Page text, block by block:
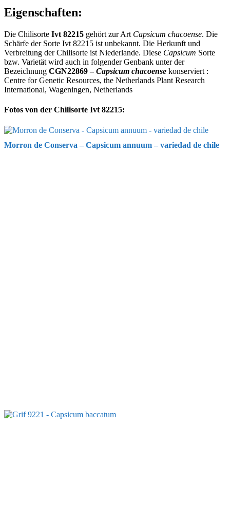
Eigenschaften:
Die Chilisorte Ivt 82215 gehört zur Art Capsicum chacoense. Die
Schärfe der Sorte Ivt 82215 ist unbekannt. Die Herkunft und
Verbreitung der Chilisorte ist Niederlande. Diese Capsicum Sorte
bzw. Varietät wird auch in folgender Genbank unter der
Bezeichnung CGN22869 –Capsicum chacoense konserviert :
Centre for Genetic Resources, the Netherlands Plant Research
International, Wageningen, Netherlands
Fotos von der Chilisorte Ivt 82215:
Morron de Conserva – Capsicum annuum – variedad de chile